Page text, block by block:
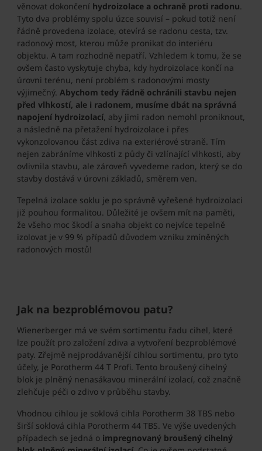
věnovat dokončení hydroizolace a ochraně proti radonu.
Tyto dva problémy spolu úzce souvisí – pokud totiž není
řádně provedena izolace, otevírá se radonu cesta, tzv.
radonový most, kterou může pronikat do interiéru
objektu. A tam rozhodně nepatří. Vzhledem k tomu, že se
ovšem často vyskytuje chyba, kdy hydroizolace končí na
úrovni terénu, není problém s radonovými mosty
výjimečný. Abychom tedy řádně ochránili stavbu nejen
před vlhkostí, ale i radonem, musíme dbát na správná
napojení hydroizolací, aby jimi radon nemohl proniknout,
a následně na přetažení hydroizolace i přes
vykonzolovanou část zdiva na exteriérové straně. Tím
nejen zabráníme vlhkosti z půdy či vzlínající vlhkosti, aby
ovlivnila stavbu, ale zároveň vyvedeme radon, který se do
stavby dostává v úrovni základů, směrem ven.
Tepelná izolace soklu je po správně vyřešené hydroizolaci
již pouhou formalitou. Důležité je ovšem mít na paměti,
že všeho moc škodí a snaha objekt co nejvíce tepelně
izolovat je v 99 % případů důvodem vzniku zmíněných
radonových mostů!
Jak na bezproblémovou patu?
Wienerberger má ve svém sortimentu řadu cihel, které
lze použít pro založení zdiva a vytvoření bezproblémové
paty. Zřejmě nejprodávanější cihlou sortimentu, pro tyto
účely, je Porotherm 44 T Profi. Tento broušený cihelný
blok je plněný nenasákavou minerální izolací, což značně
zlehčuje péči o zdivo v průběhu stavby.
Vhodnou cihlou je soklová cihla Porotherm 38 TBS nebo
širší soklová cihla Porotherm 44 TBS. Ve výše uvedených
případech se jedná o impregnovaný broušený cihelný